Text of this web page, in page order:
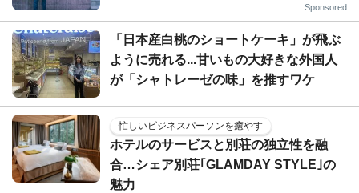
Sponsored
「日本産白桃のショートケーキ」が飛ぶ
ように売れる...甘いもの大好きな外国人
が「シャトレーゼの味」を推すワケ
忙しいビジネスパーソンを癒やす
ホテルのサービスと別荘の独立性を融
合…シェア別荘｢GLAMDAY STYLE｣の
魅力